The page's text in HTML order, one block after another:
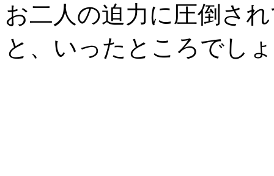
お二人の迫力に圧倒さ
と、いったところでし